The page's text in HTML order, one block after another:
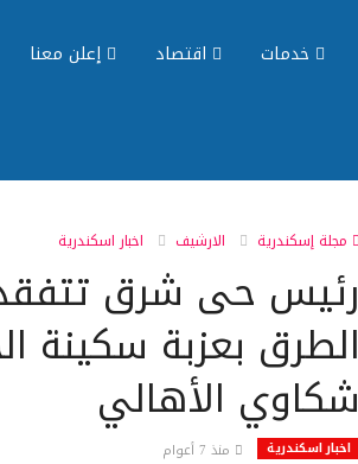
خدمات اقتصاد إعلن معنا
مجلة إسكندرية الارشيف اخبار اسكندرية
رئيس حى شرق
الطرق بعزبة سكينة
شكاوي الأهالي
اخبار اسكندرية منذ 7 أعوام